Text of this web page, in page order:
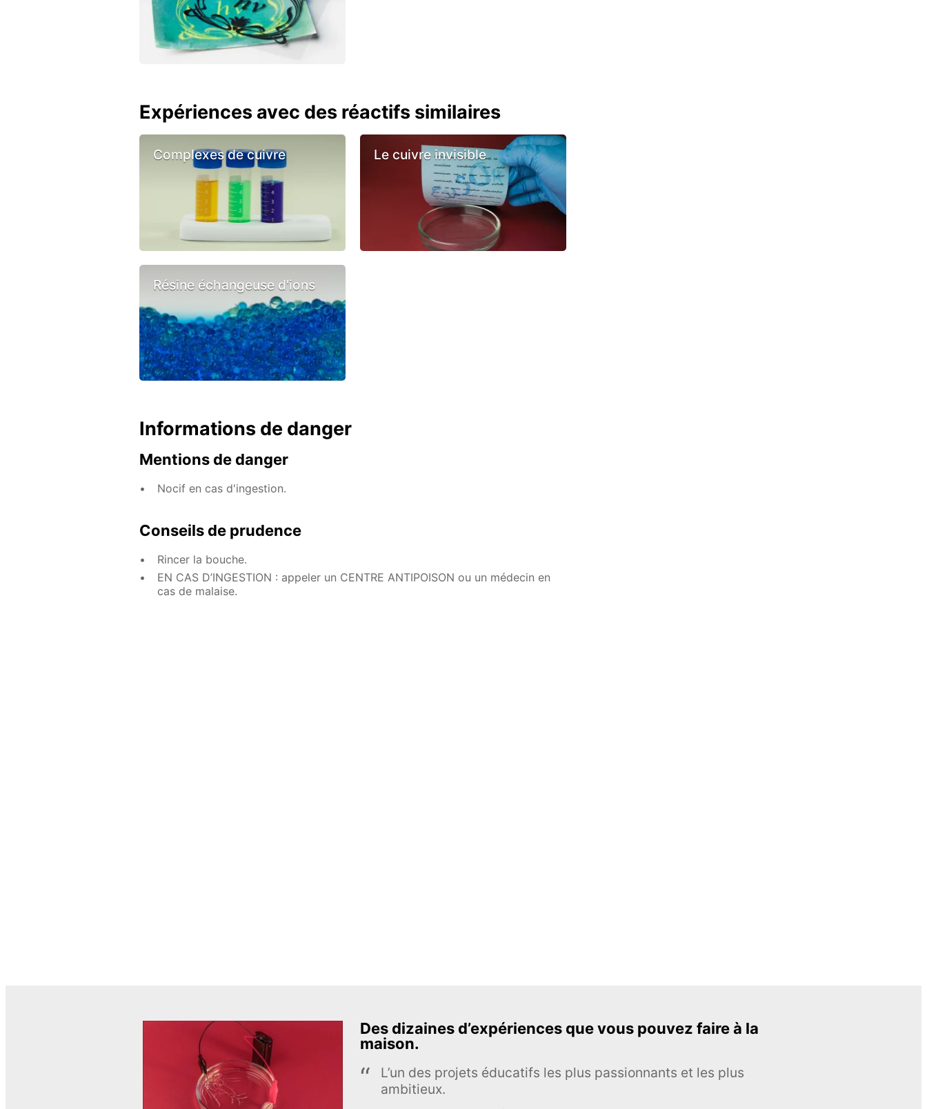
Expériences avec des réactifs similaires
Complexes de cuivre Le cuivre invisible
Résine échangeuse d'ions
Informations de danger
Mentions de danger
Nocif en cas d'ingestion.
Conseils de prudence
Rincer la bouche.
EN CAS D’INGESTION : appeler un CENTRE ANTIPOISON ou un médecin en
cas de malaise.
Des dizaines d’expériences que vous pouvez faire à la
maison.
L’un des projets éducatifs les plus passionnants et les plus
ambitieux.